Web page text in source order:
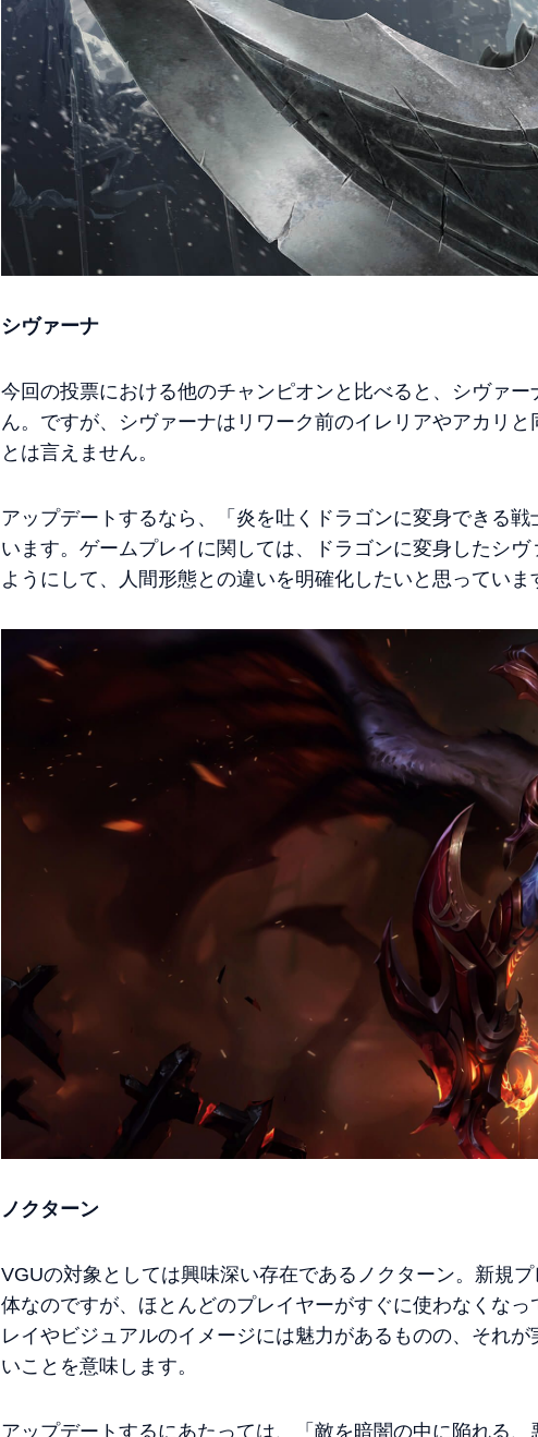
シヴァーナ
今回の投票における他のチャンピオンと比べると、シヴァ
ん。ですが、シヴァーナはリワーク前のイレリアやアカリ
とは言えません。
アップデートするなら、「炎を吐くドラゴンに変身できる
います。ゲームプレイに関しては、ドラゴンに変身したシ
ようにして、人間形態との違いを明確化したいと思っていま
ノクターン
VGUの対象としては興味深い存在であるノクターン。新規
体なのですが、ほとんどのプレイヤーがすぐに使わなくな
レイやビジュアルのイメージには魅力があるものの、それ
いことを意味します。
アップデートするにあたっては、「敵を暗闇の中に陥れる